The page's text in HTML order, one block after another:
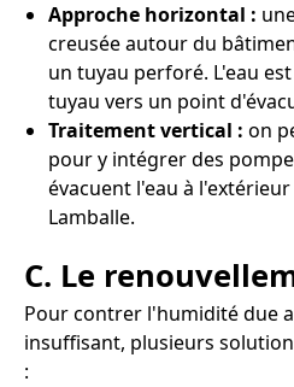
Approche horizontal :
creusée autour du
un tuyau perforé. L'eau
tuyau vers un point
Traitement vertical : on
pour y intégrer des
évacuent l'eau à
Lamballe.
C. Le
Pour contrer l'humidité due
insuffisant, plusieurs
: